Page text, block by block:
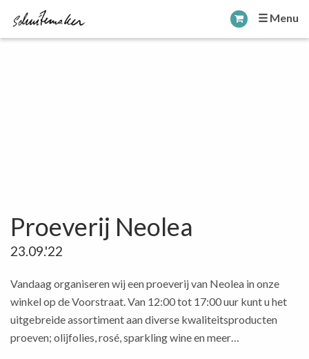
☰ Menu
Proeverij Neolea
23.09.'22
Vandaag organiseren wij een proeverij van Neolea in onze
winkel op de Voorstraat. Van 12:00 tot 17:00 uur kunt u het
uitgebreide assortiment aan diverse kwaliteitsproducten
proeven; olijfolies, rosé, sparkling wine en meer…